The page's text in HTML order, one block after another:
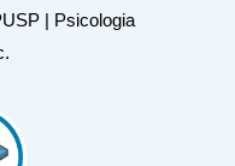
| Psicologia